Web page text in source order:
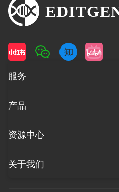
服务
产品
资源中心
关于我们